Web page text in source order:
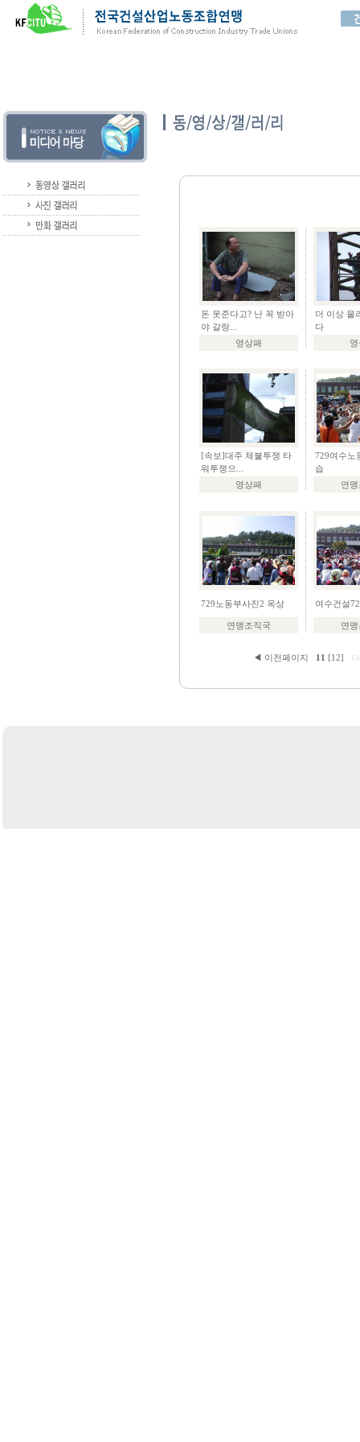
돈 못준다고? 난 꼭 받아
야 갈랑...
영상패
더 이상 물
다
[속보]대주 체불투쟁 타
워투쟁으...
영상패
729여수노
습
연
729노동부사진2 옥상
연맹조직국
여수건설
연
◀ 이전페이지 11 [12]